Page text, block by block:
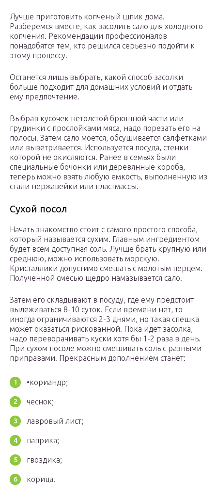
Лучше приготовить копченый шпик дома.
Разберемся вместе, как засолить сало для холодного
копчения. Рекомендации профессионалов
понадобятся тем, кто решился серьезно подойти к
этому процессу.
Останется лишь выбрать, какой способ засолки
больше подходит для домашних условий и отдать
ему предпочтение.
Выбрав кусочек нетолстой брюшной части или
грудинки с прослойками мяса, надо порезать его на
полосы. Затем сало моется, обсушивается салфетками
или выветривается. Используется посуда, стенки
которой не окисляются. Ранее в семьях были
специальные бочонки или деревянные короба,
теперь можно взять любую емкость, выполненную из
стали нержавейки или пластмассы.
Сухой посол
Начать знакомство стоит с самого простого способа,
который называется сухим. Главным ингредиентом
будет всем доступная соль. Лучше брать крупную или
среднюю, можно использовать морскую.
Кристаллики допустимо смешать с молотым перцем.
Полученной смесью щедро намазывается сало.
Затем его складывают в посуду, где ему предстоит
вылеживаться 8-10 суток. Если времени нет, то
иногда ограничиваются 2-3 днями, но такая спешка
может оказаться рискованной. Пока идет засолка,
надо переворачивать куски хотя бы 1-2 раза в день.
При сухом посоле можно смешивать соль с разными
приправами. Прекрасным дополнением станет:
•кориандр;
чеснок;
лавровый лист;
паприка;
гвоздика;
корица.